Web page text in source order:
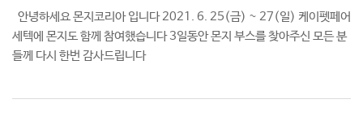
안녕하세요 몬지코리아 입니다 2021. 6. 25(금) ~ 27(일) 케이펫페어
세텍에 몬지도 함께 참여했습니다 3일동안 몬지 부스를 찾아주신 모든 분
들께 다시 한번 감사드립니다